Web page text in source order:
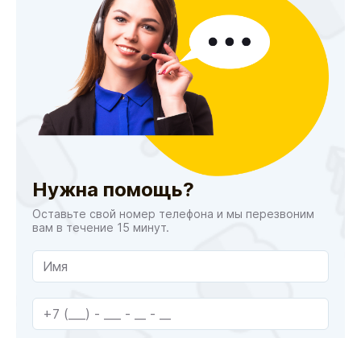
Нужна помощь?
Оставьте свой номер телефона и мы перезвоним
вам в течение 15 минут.